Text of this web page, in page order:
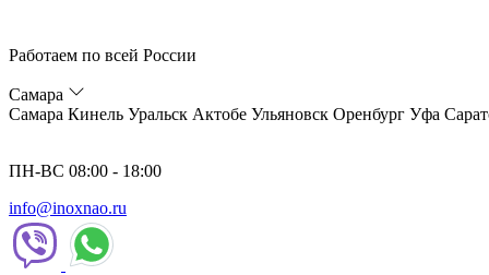
Работаем по всей России
Самара
Самара Кинель Уральск Актобе Ульяновск Оренбург Уфа
ПН-ВС 08:00 - 18:00
info@inoxnao.ru